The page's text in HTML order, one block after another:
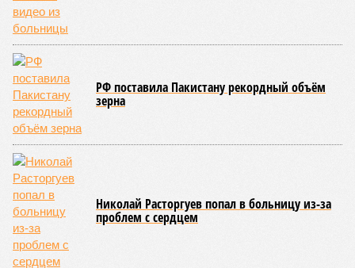
раскрыла методику его калькуляции, то есть, получается,
взяла цифры с потолка. Отдельно стоит отметить, что
концессионный договор, согласно которому российская
компания получила в управление «железку» республики до
2038-го, вероятно, вовсе не предусматривает такой
постановки вопроса.
Неудивительно, что гендиректор РЖД
реагируя на словесные интервенции Пашиняна, выступил
со словно растерянно-обиженным комментарием. И,
кажется, стало только хуже. Как отметил менеджер, ЮКЖД
и РЖД«последовательно и в полном объёме исполняют
взятые на себя обязательства в рамках концессионного
договора от 2008 года». «Концессия дала Армении
современную железную дорогу, при этом освободив